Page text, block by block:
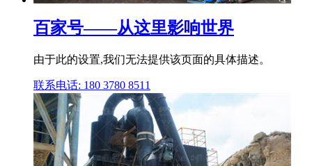
百家号——从这里影响世界
由于此的设置,我们无法提供该页面的具体描述。
联系电话: 180 3780 8511